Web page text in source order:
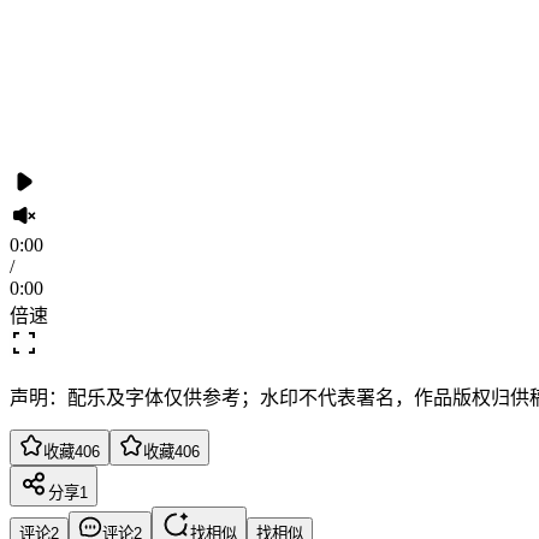
0:00
/
0:00
倍速
声明：配乐及字体仅供参考；水印不代表署名，作品版权归供
收藏406 收藏406
分享1
评论2 评论2 找相似 找相似